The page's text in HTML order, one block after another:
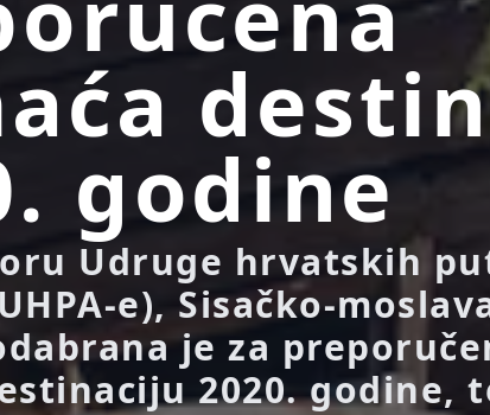
godine
Udruge hrvatskih
e), Sisačko-
je za
2020. godine,